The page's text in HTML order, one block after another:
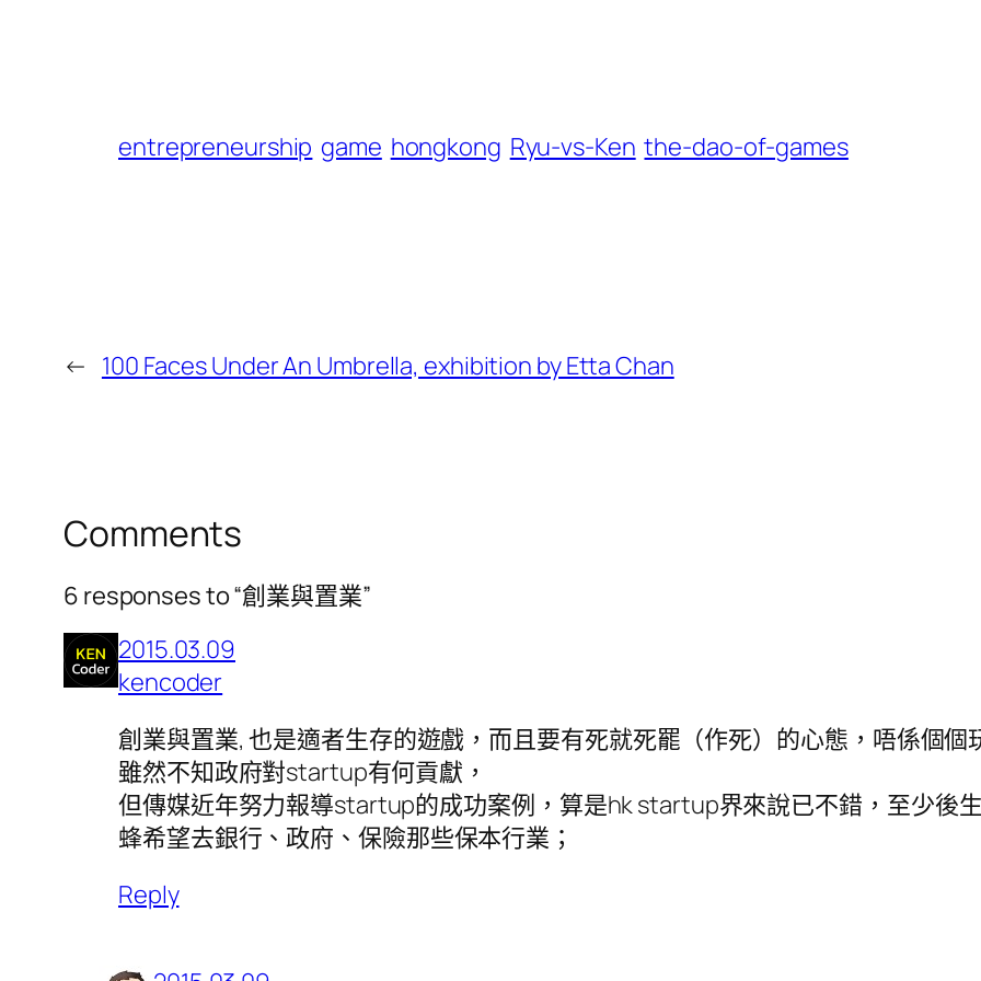
entrepreneurship game hongkong Ryu-vs-Ken the-dao-of-games
← 100 Faces Under An Umbrella, exhibition by Etta Chan
Comments
6 responses to “創業與置業”
2015.03.09
kencoder
創業與置業, 也是適者生存的遊戲，而且要有死就死罷（作死）的心態，唔係個個
雖然不知政府對startup有何貢獻，
但傳媒近年努力報導startup的成功案例，算是hk startup界來說已不錯，至少後
蜂希望去銀行、政府、保險那些保本行業；
Reply